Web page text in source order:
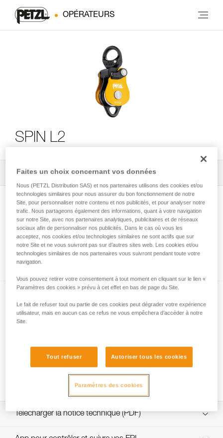
OPÉRATEURS
SPIN L2
Tous les conseils techniques 2
Comment calculer le rapport de mouflage
Tests d’efficacité et rendement de mouflages
avec MAESTRO, I’D S, PRO TRAXION,
Télécharger la notice technique (PDF)
Faites un choix concernant vos données
Nous (PETZL Distribution SAS) et nos partenaires utilisons des cookies et/ou
technologies similaires pour nous assurer du bon fonctionnement de notre
Site, pour personnaliser notre contenu et nos publicités, et pour analyser notre
trafic. Nous partageons également des informations, quant à votre navigation
sur notre Site, avec nos partenaires analytiques, publicitaires et de réseaux
sociaux afin de personnaliser nos publicités. Dans le cas où vous les
acceptez, nos cookies et/ou technologies similaires ne sont actifs que sur
notre Site et ne vous suivront pas sur d’autres sites web. Les cookies et/ou
technologies similaires de nos partenaires vous suivront pendant toute votre
navigation.
Vous pouvez retirer votre consentement à tout moment en cliquant sur le lien «
Paramètres des cookies » prévu à cet effet en bas de page du Site.
Le fait de refuser tout ou partie de ces cookies peut dégrader votre expérience
utilisateur, mais en aucun cas ce refus ne vous empêchera d’accéder à notre
Site.
Tout refuser Autoriser tous les cookies
Paramètres des cookies